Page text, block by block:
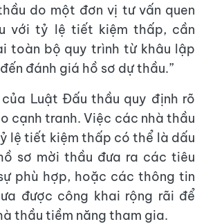
do một đơn vị tư vấn quen
với tỷ lệ tiết kiệm thấp, cần
toàn bộ quy trình từ khâu lập
đánh giá hồ sơ dự thầu.”
Luật Đấu thầu quy định rõ
cạnh tranh. Việc các nhà thầu
lệ tiết kiệm thấp có thể là dấu
sơ mời thầu đưa ra các tiêu
phù hợp, hoặc các thông tin
được công khai rộng rãi để
thầu tiềm năng tham gia.